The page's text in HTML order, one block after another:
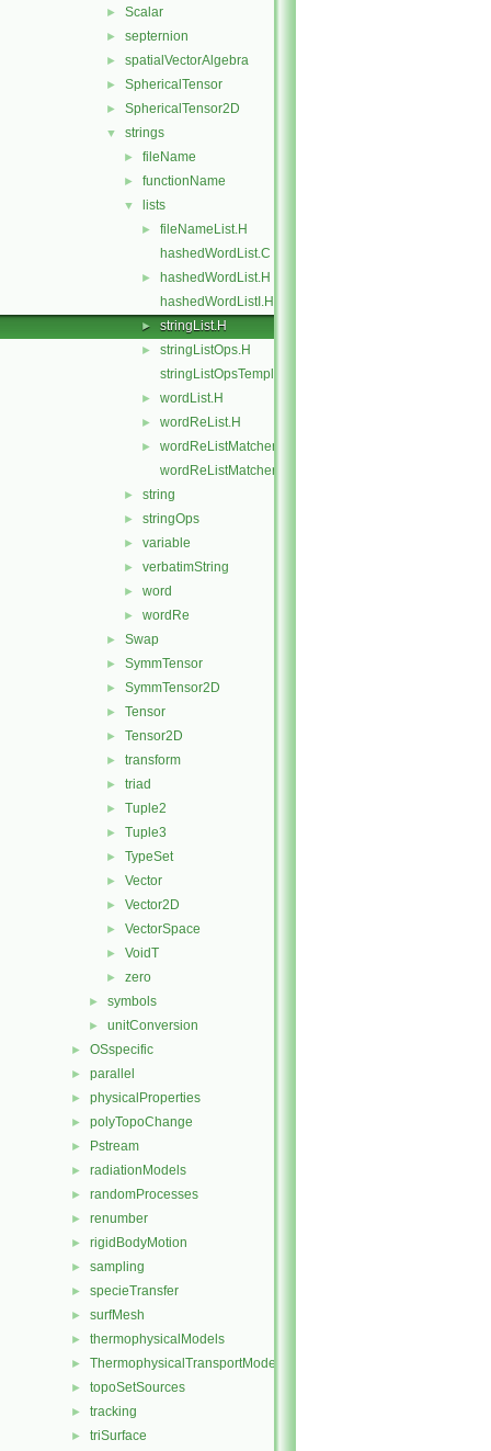
► Scalar
► septernion
► spatialVectorAlgebra
► SphericalTensor
► SphericalTensor2D
▼ strings
► fileName
► functionName
▼ lists
►
fileNameList.H
hashedWordList.C
►
hashedWordList.H
hashedWordListI.H
► stringList.H
►
stringListOps.H
stringListOpsTemplates.C
► wordList.H
► wordReList.H
►
wordReListMatcher.H
wordReListMatcherI.H
► string
► stringOps
► variable
► verbatimString
► word
► wordRe
► Swap
► SymmTensor
► SymmTensor2D
► Tensor
► Tensor2D
► transform
► triad
► Tuple2
► Tuple3
► TypeSet
► Vector
► Vector2D
► VectorSpace
► VoidT
► zero
► symbols
► unitConversion
► OSspecific
► parallel
► physicalProperties
► polyTopoChange
► Pstream
► radiationModels
► randomProcesses
► renumber
► rigidBodyMotion
► sampling
► specieTransfer
► surfMesh
► thermophysicalModels
► ThermophysicalTransportModels
► topoSetSources
► tracking
► triSurface